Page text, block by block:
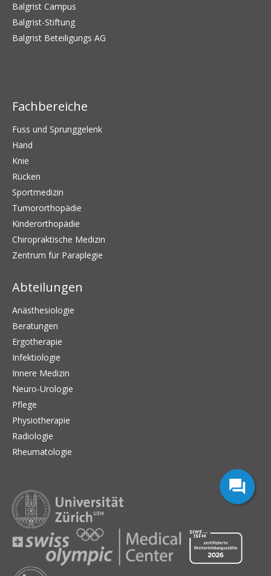
Balgrist Campus
Balgrist-Stiftung
Balgrist Beteiligungs AG
Fachbereiche
Fuss und Sprunggelenk
Hand
Knie
Rücken
Sportmedizin
Tumororthopädie
Kinderorthopädie
Chiropraktische Medizin
Zentrum für Paraplegie
Abteilungen
Anästhesiologie
Beratungen
Ergotherapie
Infektiologie
Innere Medizin
Neuro-Urologie
Pflege
Physiotherapie
Radiologie
Rheumatologie